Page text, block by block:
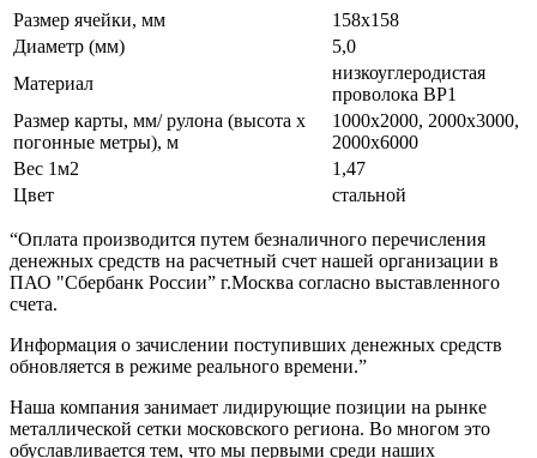
Размер ячейки, мм
158х158
Диаметр (мм)
5,0
Материал
низкоуглеродистая
проволока ВР1
Размер карты, мм/ рулона (высота х
погонные метры), м
1000х2000, 2000х3000,
2000х6000
Вес 1м2
1,47
Цвет
стальной
“Оплата производится путем безналичного перечисления
денежных средств на расчетный счет нашей организации в
ПАО "Сбербанк России” г.Москва согласно выставленного
счета.
Информация о зачислении поступивших денежных средств
обновляется в режиме реального времени.”
Наша компания занимает лидирующие позиции на рынке
металлической сетки московского региона. Во многом это
обуславливается тем, что мы первыми среди наших